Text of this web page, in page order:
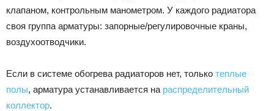
клапаном, контрольным манометром. У каждого радиатора
своя группа арматуры: запорные/регулировочные краны,
воздухоотводчики.
Если в системе обогрева радиаторов нет, только теплые
полы, арматура устанавливается на распределительный
коллектор.